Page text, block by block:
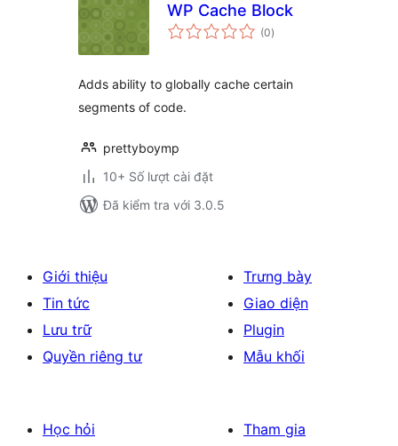
WP Cache Block
(0tổng
đánh
)
Adds ability to globally cache certain
segments of code.
prettyboymp
10+ Số lượt cài đặt
Đã kiểm tra với 3.0.5
Giới thiệu
Tin tức
Lưu trữ
Quyền riêng tư
Trưng bày
Giao diện
Plugin
Mẫu khối
Học hỏi
Tham gia